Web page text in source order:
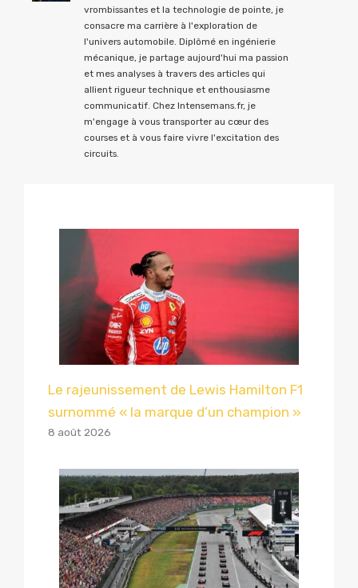
vrombissantes et la technologie de pointe, je
consacre ma carrière à l'exploration de
l'univers automobile. Diplômé en ingénierie
mécanique, je partage aujourd'hui ma passion
et mes analyses à travers des articles qui
allient rigueur technique et enthousiasme
communicatif. Chez Intensemans.fr, je
m'engage à vous transporter au cœur des
courses et à vous faire vivre l'excitation des
circuits.
Le rajeunissement de Lewis Hamilton F1
surnommé « la marque d’un champion »
8 août 2026